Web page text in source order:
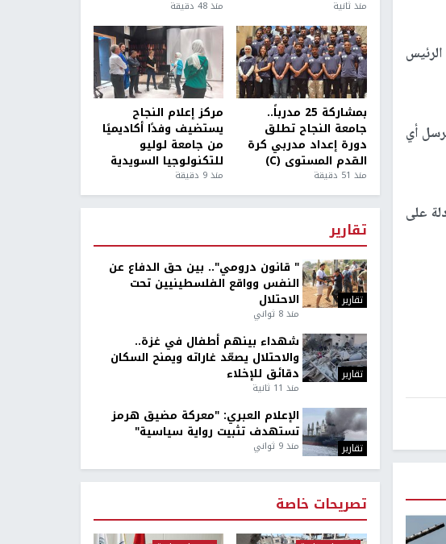
أي
على
منذ ثانية منذ 48 دقيقة
بمشاركة 25 مدرباً..
جامعة النجاح تطلق
دورة إعداد مدربي كرة
القدم المستوى (C)
منذ 51 دقيقة
مركز إعلام النجاح
يستضيف وفدًا أكاديميًا
من جامعة لوليو
للتكنولوجيا السويدية
منذ 9 دقيقة
تقارير
تقارير
" قانون درومي".. بين حق الدفاع عن
النفس وواقع الفلسطينيين تحت
الاحتلال
منذ 8 ثواني
تقارير
شهداء بينهم أطفال في غزة..
والاحتلال يصعّد غاراته ويمنح السكان
دقائق للإخلاء
منذ 11 ثانية
تقارير
الإعلام العبري: "معركة مضيق هرمز
تستهدف تثبيت رواية سياسية"
منذ 9 ثواني
تصريحات خاصة